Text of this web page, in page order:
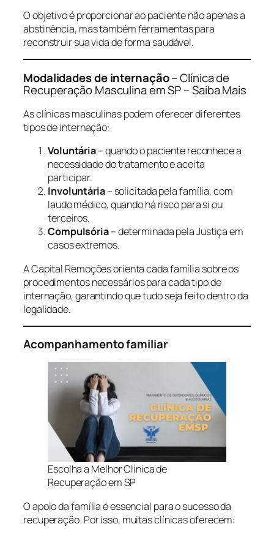
O objetivo é proporcionar ao paciente não apenas a
abstinência, mas também ferramentas para
reconstruir sua vida de forma saudável.
Modalidades de internação– Clínica de
Recuperação Masculina em SP – Saiba Mais
As clínicas masculinas podem oferecer diferentes
tipos de internação:
Voluntária– quando o paciente reconhece a
necessidade do tratamento e aceita
participar.
Involuntária– solicitada pela família, com
laudo médico, quando há risco para si ou
terceiros.
Compulsória– determinada pela Justiça em
casos extremos.
A Capital Remoções orienta cada família sobre os
procedimentos necessários para cada tipo de
internação, garantindo que tudo seja feito dentro da
legalidade.
Acompanhamento familiar
Escolha a Melhor Clínica de
Recuperação em SP
O apoio da família é essencial para o sucesso da
recuperação. Por isso, muitas clínicas oferecem: